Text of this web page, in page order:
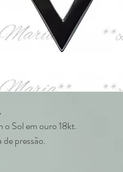
Sol em ouro 18kt.
pressão.